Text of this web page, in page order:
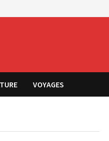
VOYAGES